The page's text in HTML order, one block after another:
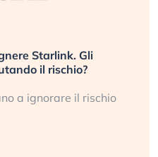
Starlink. Gli
il rischio?
a ignorare il rischio